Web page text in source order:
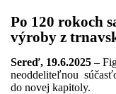
Po 120 rokoch
výroby z
Sereď, 19.6.2025 –
neoddeliteľnou
do novej kapitoly.